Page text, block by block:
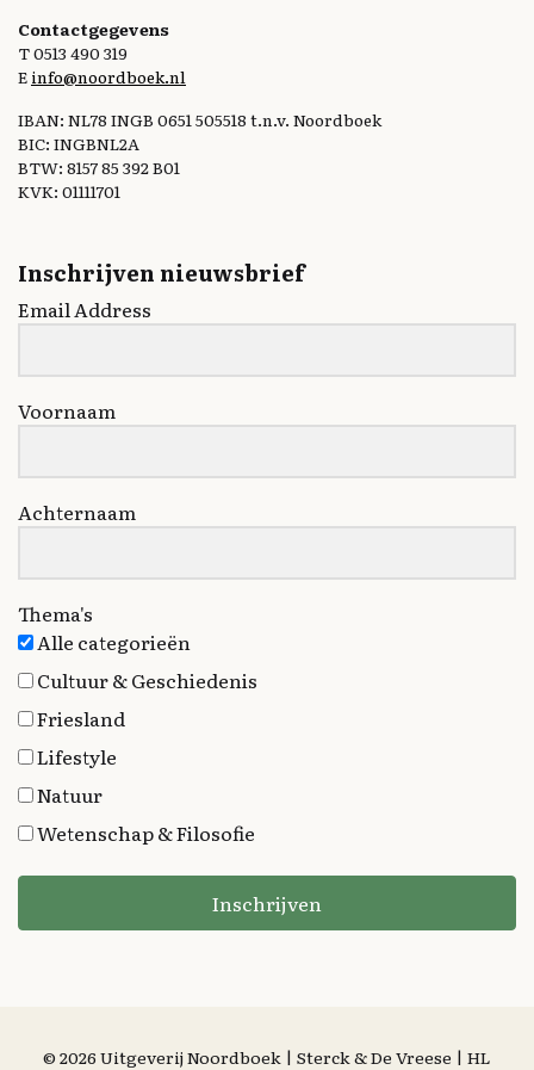
Contactgegevens
T 0513 490 319
E info@noordboek.nl
IBAN: NL78 INGB 0651 505518 t.n.v. Noordboek
BIC: INGBNL2A
BTW: 8157 85 392 B01
KVK: 01111701
Inschrijven nieuwsbrief
Email Address
Voornaam
Achternaam
Thema's
Alle categorieën
Cultuur & Geschiedenis
Friesland
Lifestyle
Natuur
Wetenschap & Filosofie
Inschrijven
© 2026 Uitgeverij Noordboek | Sterck & De Vreese | HL